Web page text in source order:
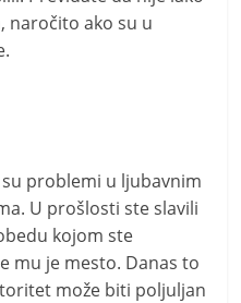
naročito ako su u
problemi u ljubavnim
U prošlosti ste slavili
kojom ste
mu je mesto. Danas to
može biti poljuljan